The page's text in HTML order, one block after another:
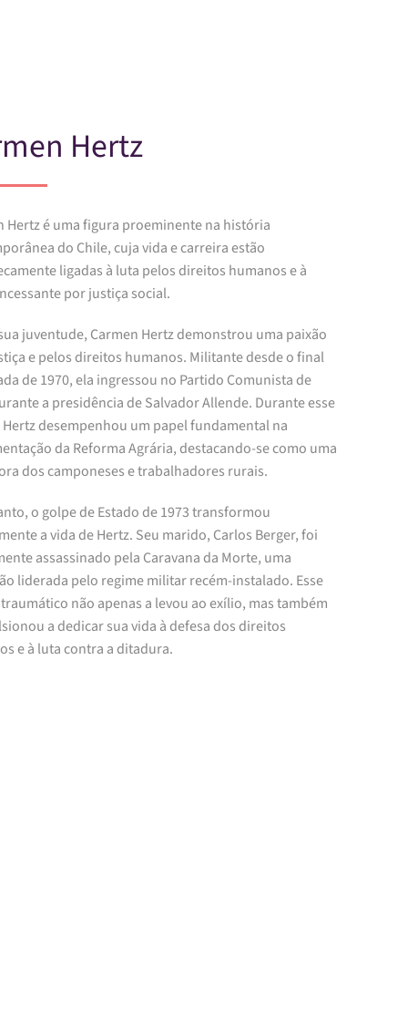
Hertz
Hertz é uma figura proeminente na história
do Chile, cuja vida e carreira estão
ligadas à luta pelos direitos humanos e à
por justiça social.
juventude, Carmen Hertz demonstrou uma paixão
e pelos direitos humanos. Militante desde o final
de 1970, ela ingressou no Partido Comunista de
a presidência de Salvador Allende. Durante esse
desempenhou um papel fundamental na
da Reforma Agrária, destacando-se como uma
dos camponeses e trabalhadores rurais.
o golpe de Estado de 1973 transformou
a vida de Hertz. Seu marido, Carlos Berger, foi
assassinado pela Caravana da Morte, uma
liderada pelo regime militar recém-instalado. Esse
não apenas a levou ao exílio, mas também
a dedicar sua vida à defesa dos direitos
e à luta contra a ditadura.